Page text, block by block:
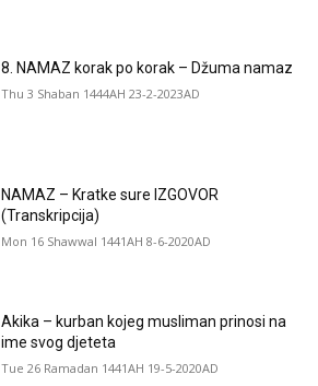
8. NAMAZ korak po korak – Džuma namaz
Thu 3 Shaban 1444AH 23-2-2023AD
NAMAZ – Kratke sure IZGOVOR
(Transkripcija)
Mon 16 Shawwal 1441AH 8-6-2020AD
Akika – kurban kojeg musliman prinosi na
ime svog djeteta
Tue 26 Ramadan 1441AH 19-5-2020AD